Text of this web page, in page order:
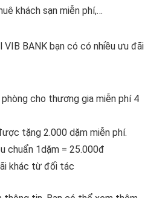
khách sạn miễn phí,…
BANK bạn có có nhiều ưu đãi
cho thương gia miễn phí 4
tặng 2.000 dặm miễn phí.
chuẩn 1dặm = 25.000đ
khác từ đối tác